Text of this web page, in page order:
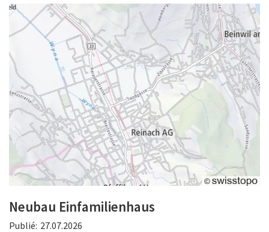
Neubau Einfamilienhaus
Publié: 27.07.2026